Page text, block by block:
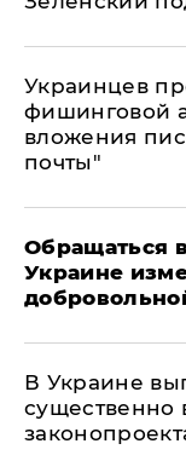
Украинцев
фишинговой
вложения
почты"
Обращаться
Украине
В Украине
существенно